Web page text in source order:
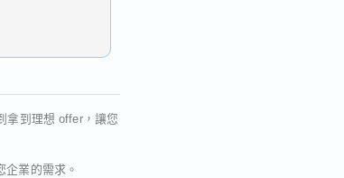
拿到理想 offer，讓您
業的需求。